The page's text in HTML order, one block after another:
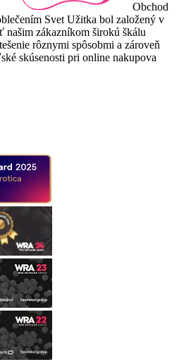
Obchod
Svet Užitka bol založený v
zákazníkom širokú škálu
rôznymi spôsobmi a zároveň
skúsenosti pri online nakupova